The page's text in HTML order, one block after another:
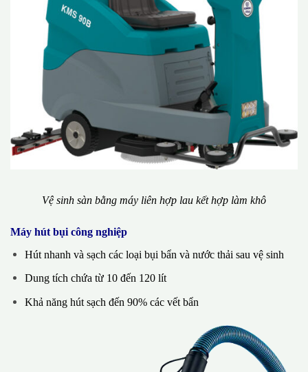
Vệ sinh sàn bằng máy liên hợp lau kết hợp làm khô
Máy hút bụi công nghiệp
Hút nhanh và sạch các loại bụi bẩn và nước thải sau vệ sinh
Dung tích chứa từ 10 đến 120 lít
Khả năng hút sạch đến 90% các vết bẩn